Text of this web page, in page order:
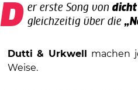
D er erste Song von dicht
gleichzeitig über die
Dutti & Urkwell
machen
Weise.